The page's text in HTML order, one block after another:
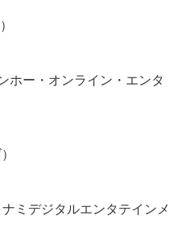
ホー・オンライン・エンタ
ミデジタルエンタテインメ